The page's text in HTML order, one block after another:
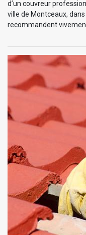
d’un couvreur
ville de Montceaux,
recommandent